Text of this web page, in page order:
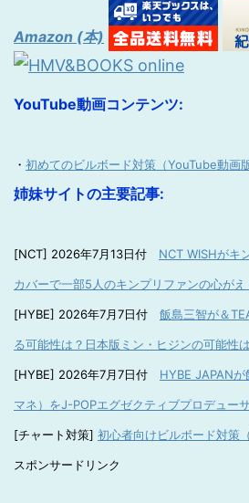
Amazon (本)
YouTube動画コンテンツ:
・ 初めてのビルボード対策（YouTube動画版
姉妹サイトの主要記事:
[NCT] 2026年7月13日付 NCT WISHがキ
カバーで一部5人のキンプリファンの心が
[HYBE] 2026年7月7日付 飯島三智が＆
る可能性は？日本版ミン・ヒジンの可能性
[HYBE] 2026年7月7日付 HYBE JAPAN
マネ）をJ-POPエグゼクティブプロデュー
[チャート対策] 初心者向けビルボード対策
スポンサードリンク